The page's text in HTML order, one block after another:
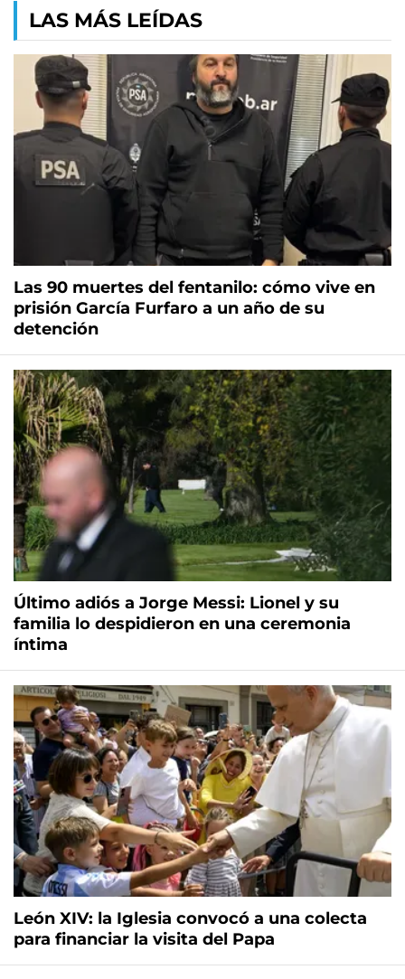
LAS MÁS LEÍDAS
Las 90 muertes del fentanilo: cómo vive en
prisión García Furfaro a un año de su
detención
Último adiós a Jorge Messi: Lionel y su
familia lo despidieron en una ceremonia
íntima
León XIV: la Iglesia convocó a una colecta
para financiar la visita del Papa